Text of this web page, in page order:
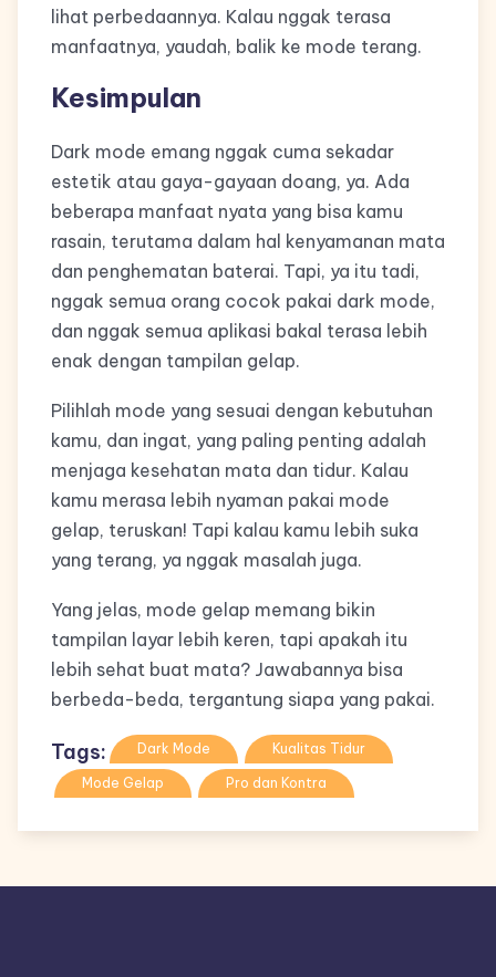
lihat perbedaannya. Kalau nggak terasa
manfaatnya, yaudah, balik ke mode terang.
Kesimpulan
Dark mode emang nggak cuma sekadar
estetik atau gaya-gayaan doang, ya. Ada
beberapa manfaat nyata yang bisa kamu
rasain, terutama dalam hal kenyamanan mata
dan penghematan baterai. Tapi, ya itu tadi,
nggak semua orang cocok pakai dark mode,
dan nggak semua aplikasi bakal terasa lebih
enak dengan tampilan gelap.
Pilihlah mode yang sesuai dengan kebutuhan
kamu, dan ingat, yang paling penting adalah
menjaga kesehatan mata dan tidur. Kalau
kamu merasa lebih nyaman pakai mode
gelap, teruskan! Tapi kalau kamu lebih suka
yang terang, ya nggak masalah juga.
Yang jelas, mode gelap memang bikin
tampilan layar lebih keren, tapi apakah itu
lebih sehat buat mata? Jawabannya bisa
berbeda-beda, tergantung siapa yang pakai.
Tags: Dark Mode Kualitas Tidur
Mode Gelap Pro dan Kontra